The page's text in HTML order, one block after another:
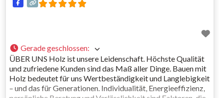
Gerade geschlossen:
ÜBER UNS Holz ist unsere Leidenschaft. Höchste Qualität
und zufriedene Kunden sind das Maß aller Dinge. Bauen mit
Holz bedeutet für uns Wertbeständigkeit und Langlebigkeit
– und das für Generationen. Individualität, Energieeffizienz,